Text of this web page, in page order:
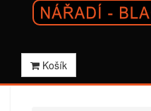
Košík